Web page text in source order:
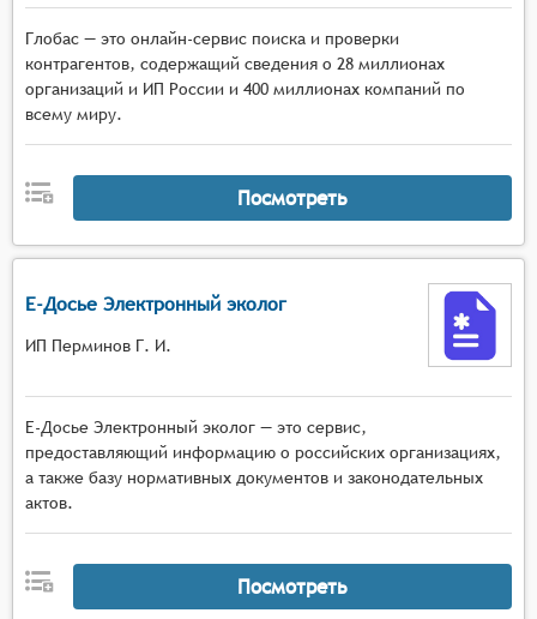
Глобас — это онлайн-сервис поиска и проверки
контрагентов, содержащий сведения о 28 миллионах
организаций и ИП России и 400 миллионах компаний по
всему миру.
Посмотреть
Е-Досье Электронный эколог
ИП Перминов Г. И.
Е-Досье Электронный эколог — это сервис,
предоставляющий информацию о российских организациях,
а также базу нормативных документов и законодательных
актов.
Посмотреть